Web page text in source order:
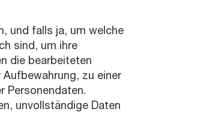
und falls ja, um welche
sind, um ihre
die bearbeiteten
zu einer
Personendaten.
unvollständige Daten